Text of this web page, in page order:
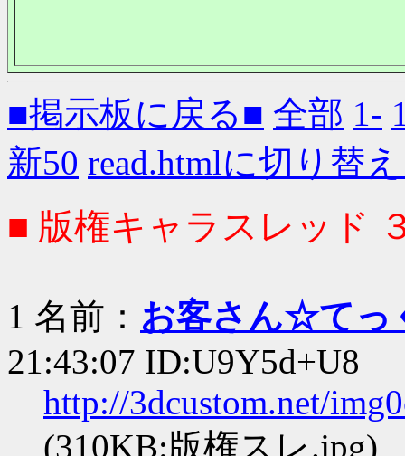
■掲示板に戻る■ 全部 1-
新50 read.htmlに切り替
■ 版権キャラスレッド
1 名前： お客さん☆てっ
21:43:07 ID:U9Y5d+U8
http://3dcustom.net/
(310KB:版権スレ.jpg)